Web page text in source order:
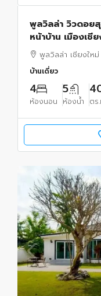
พูลวิลล่า วิวดอย
หน้าบ้าน เมืองเชี
พูลวิลล่า เชียงใหม่
บ้านเดี่ยว
4
ห้องนอน
5
ห้องน้ำ ตร